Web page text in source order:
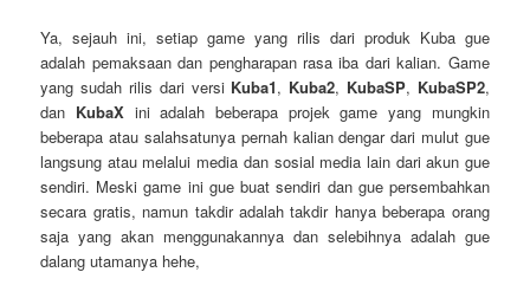
Ya, sejauh ini, setiap game yang rilis dari produk Kuba gue
adalah pemaksaan dan pengharapan rasa iba dari kalian. Game
yang sudah rilis dari versi Kuba1, Kuba2, KubaSP, KubaSP2,
dan KubaXini adalah beberapa projek game yang mungkin
beberapa atau salahsatunya pernah kalian dengar dari mulut gue
langsung atau melalui media dan sosial media lain dari akun gue
sendiri. Meski game ini gue buat sendiri dan gue persembahkan
secara gratis, namun takdir adalah takdir hanya beberapa orang
saja yang akan menggunakannya dan selebihnya adalah gue
dalang utamanya hehe,